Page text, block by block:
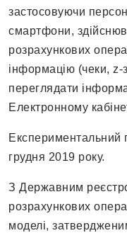
застосовуючи
смартфони,
розрахункових
інформацію (чеки,
переглядати
Електронному
Експериментальний
грудня 2019 року.
З Державним
розрахункових
моделі,